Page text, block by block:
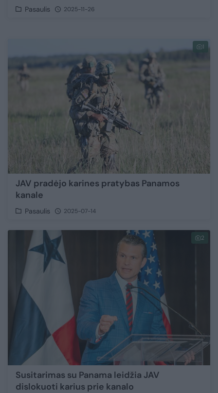
Pasaulis 2025-11-26
1
JAV pradėjo karines pratybas Panamos
kanale
Pasaulis 2025-07-14
2
Susitarimas su Panama leidžia JAV
dislokuoti karius prie kanalo